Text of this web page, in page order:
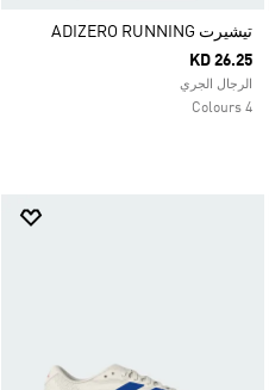
تيشيرت ADIZERO RUNNING
KD 26.25
الرجال الجري
4 Colours